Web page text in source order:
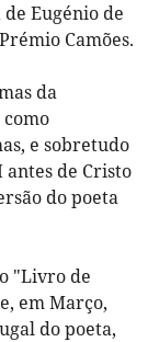
Eugénio de
Camões.
da
e sobretudo
de Cristo
do poeta
"Livro de
em Março,
do poeta,